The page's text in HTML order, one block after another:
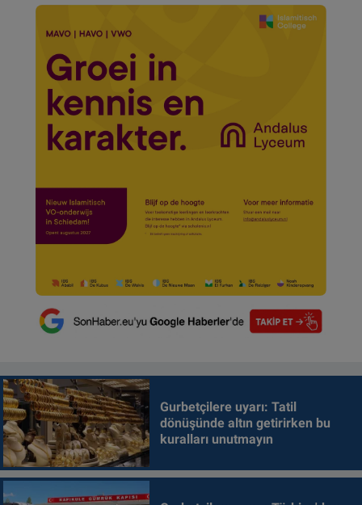
Gurbetçilere uyarı: Tatil
dönüşünde altın getirirken bu
kuralları unutmayın